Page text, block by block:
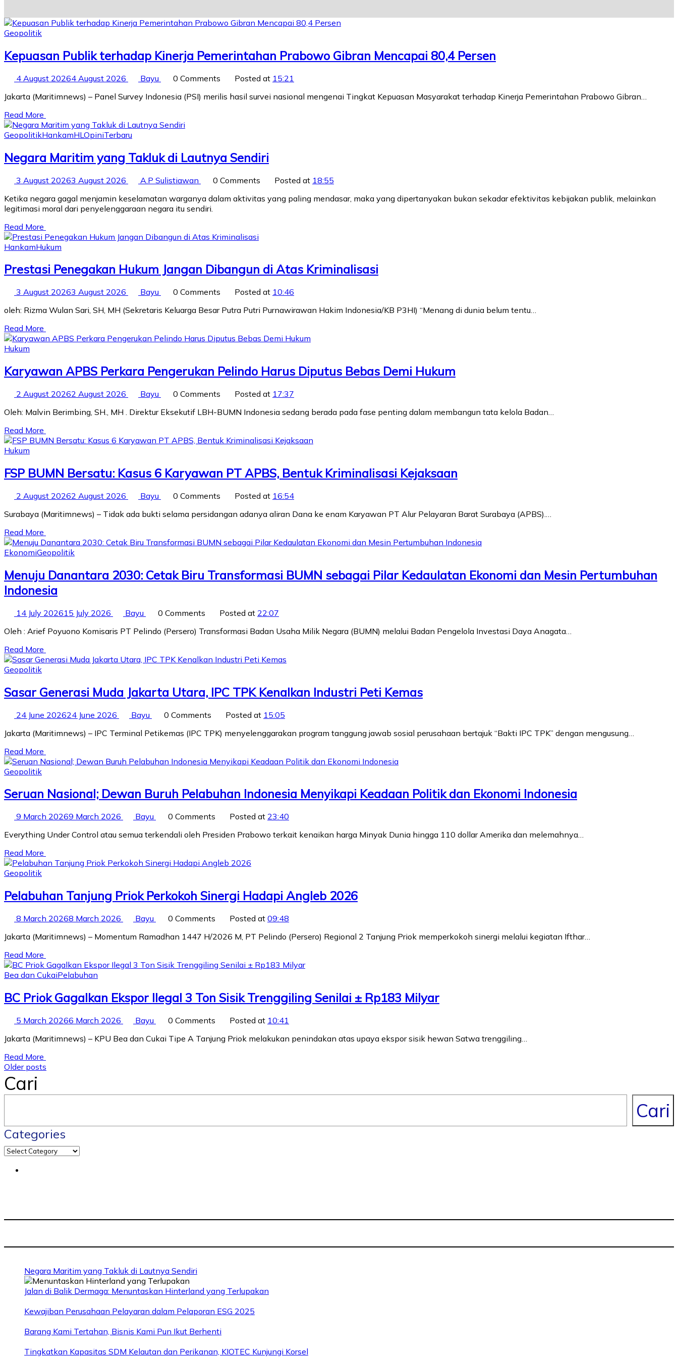
Geopolitik
Kepuasan Publik terhadap Kinerja Pemerintahan Prabowo Gibran Mencapai 80,4 Persen
4 August 20264 August 2026 Bayu 0 Comments Posted at 15:21
Jakarta (Maritimnews) – Panel Survey Indonesia (PSI) merilis hasil survei nasional mengenai Tingkat Kepuasan Masyarakat terhadap Kinerja Pemerintahan Prabowo Gibran…
Read More
GeopolitikHankamHL OpiniTerbaru
Negara Maritim yang Takluk di Lautnya Sendiri
3 August 20263 August 2026 A.P Sulistiawan 0 Comments Posted at 18:55
Ketika negara gagal menjamin keselamatan warganya dalam aktivitas yang paling mendasar, maka yang dipertanyakan bukan sekadar efektivitas kebijakan publik, melainkan
legitimasi moral dari penyelenggaraan negara itu sendiri.
Read More
HankamHukum
Prestasi Penegakan Hukum Jangan Dibangun di Atas Kriminalisasi
3 August 20263 August 2026 Bayu 0 Comments Posted at 10:46
oleh: Rizma Wulan Sari, SH, MH (Sekretaris Keluarga Besar Putra Putri Purnawirawan Hakim Indonesia/KB P3HI) “Menang di dunia belum tentu…
Read More
Hukum
Karyawan APBS Perkara Pengerukan Pelindo Harus Diputus Bebas Demi Hukum
2 August 20262 August 2026 Bayu 0 Comments Posted at 17:37
Oleh: Malvin Berimbing, SH., MH . Direktur Eksekutif LBH-BUMN Indonesia sedang berada pada fase penting dalam membangun tata kelola Badan…
Read More
Hukum
FSP BUMN Bersatu: Kasus 6 Karyawan PT APBS, Bentuk Kriminalisasi Kejaksaan
2 August 20262 August 2026 Bayu 0 Comments Posted at 16:54
Surabaya (Maritimnews) – Tidak ada bukti selama persidangan adanya aliran Dana ke enam Karyawan PT Alur Pelayaran Barat Surabaya (APBS).…
Read More
EkonomiGeopolitik
Menuju Danantara 2030: Cetak Biru Transformasi BUMN sebagai Pilar Kedaulatan Ekonomi dan Mesin Pertumbuhan
Indonesia
14 July 202615 July 2026 Bayu 0 Comments Posted at 22:07
Oleh : Arief Poyuono Komisaris PT Pelindo (Persero) Transformasi Badan Usaha Milik Negara (BUMN) melalui Badan Pengelola Investasi Daya Anagata…
Read More
Geopolitik
Sasar Generasi Muda Jakarta Utara, IPC TPK Kenalkan Industri Peti Kemas
24 June 202624 June 2026 Bayu 0 Comments Posted at 15:05
Jakarta (Maritimnews) – IPC Terminal Petikemas (IPC TPK) menyelenggarakan program tanggung jawab sosial perusahaan bertajuk “Bakti IPC TPK” dengan mengusung…
Read More
Geopolitik
Seruan Nasional; Dewan Buruh Pelabuhan Indonesia Menyikapi Keadaan Politik dan Ekonomi Indonesia
9 March 20269 March 2026 Bayu 0 Comments Posted at 23:40
Everything Under Control atau semua terkendali oleh Presiden Prabowo terkait kenaikan harga Minyak Dunia hingga 110 dollar Amerika dan melemahnya…
Read More
Geopolitik
Pelabuhan Tanjung Priok Perkokoh Sinergi Hadapi Angleb 2026
8 March 20268 March 2026 Bayu 0 Comments Posted at 09:48
Jakarta (Maritimnews) – Momentum Ramadhan 1447 H/2026 M, PT Pelindo (Persero) Regional 2 Tanjung Priok memperkokoh sinergi melalui kegiatan Ifthar…
Read More
Bea dan CukaiPelabuhan
BC Priok Gagalkan Ekspor Ilegal 3 Ton Sisik Trenggiling Senilai ± Rp183 Milyar
5 March 20266 March 2026 Bayu 0 Comments Posted at 10:41
Jakarta (Maritimnews) – KPU Bea dan Cukai Tipe A Tanjung Priok melakukan penindakan atas upaya ekspor sisik hewan Satwa trenggiling…
Read More
Posts
navigation
Older posts
Cari
Cari
Categories
Negara Maritim yang Takluk di Lautnya Sendiri
Jalan di Balik Dermaga: Menuntaskan Hinterland yang Terlupakan
Kewajiban Perusahaan Pelayaran dalam Pelaporan ESG 2025
Barang Kami Tertahan, Bisnis Kami Pun Ikut Berhenti
Tingkatkan Kapasitas SDM Kelautan dan Perikanan, KIOTEC Kunjungi Korsel